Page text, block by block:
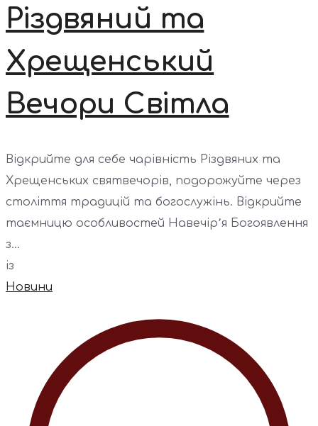
Різдвяний та
Хрещенський
Вечори Світла
Відкрийте для себе чарівність Різдвяних та
Хрещенських святвечорів, подорожуйте через
століття традицій та богослужінь. Відкрийте
таємницю особливостей Навечір՚я Богоявлення
з...
із
Новини